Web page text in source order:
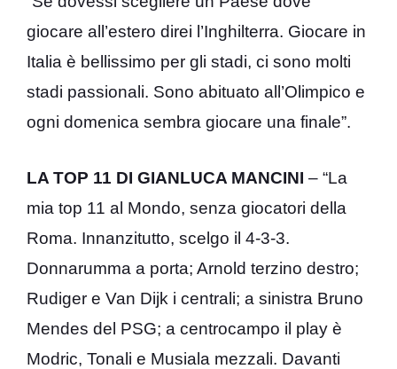
giocare all’estero direi l’Inghilterra. Giocare in
Italia è bellissimo per gli stadi, ci sono molti
stadi passionali. Sono abituato all’Olimpico e
ogni domenica sembra giocare una finale”.
LA TOP 11 DI GIANLUCA MANCINI – “La
mia top 11 al Mondo, senza giocatori della
Roma. Innanzitutto, scelgo il 4-3-3.
Donnarumma a porta; Arnold terzino destro;
Rudiger e Van Dijk i centrali; a sinistra Bruno
Mendes del PSG; a centrocampo il play è
Modric, Tonali e Musiala mezzali. Davanti